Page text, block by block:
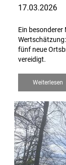
17.03.2026
Ein besonderer
fünf neue
vereidigt.
Weiterlesen